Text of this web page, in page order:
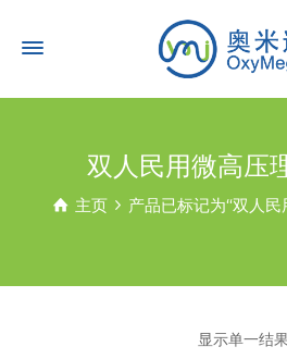
双人民用微高压
主页 产品已标记为“双人
显示单一结果